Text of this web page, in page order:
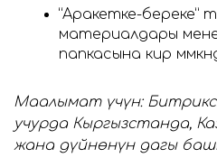
“Аракетке-береке”
материалдары
папкасына кирүү
Маалымат үчүн:
учурда Кыргызстанда,
жана дүйнөнүн дагы